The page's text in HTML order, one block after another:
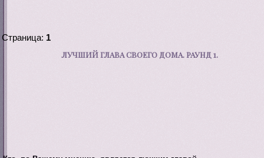
ЛУЧШИЙ ГЛАВА СВОЕГО ДОМА. РАУНД 1.
Страница: 1